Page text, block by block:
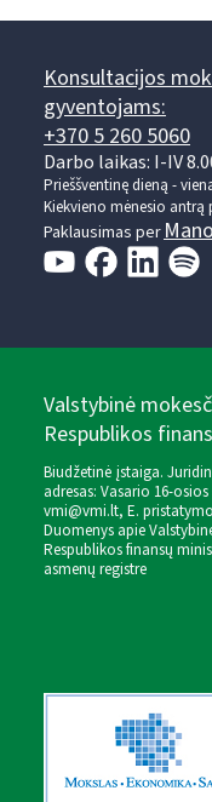
Konsultacijos
gyventojams:
+370 5 260 5060
Darbo laikas: I-IV
Prieššventinę dieną -
Kiekvieno mėnesio antrą
Paklausimas per
Valstybinė
Respublikos
Biudžetinė įstaiga.
adresas: Vasario 16-
vmi@vmi.lt, E.
Duomenys apie
Respublikos finansų
asmenų registre